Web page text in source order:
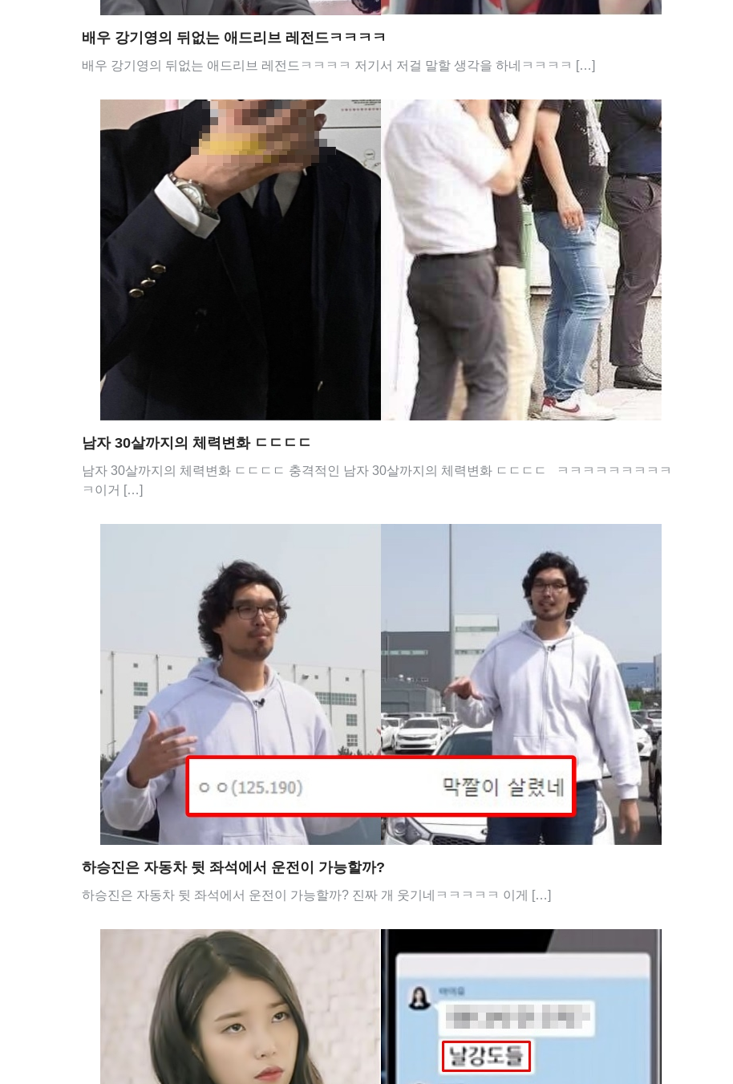
배우 강기영의 뒤없는 애드리브 레전드ㅋㅋㅋㅋ
배우 강기영의 뒤없는 애드리브 레전드ㅋㅋㅋㅋ 저기서 저걸 말할 생각을 하네ㅋㅋㅋㅋ […]
남자 30살까지의 체력변화 ㄷㄷㄷㄷ
남자 30살까지의 체력변화 ㄷㄷㄷㄷ 충격적인 남자 30살까지의 체력변화 ㄷㄷㄷㄷ ㅋㅋㅋㅋㅋㅋㅋㅋㅋ
ㅋ이거 […]
하승진은 자동차 뒷 좌석에서 운전이 가능할까?
하승진은 자동차 뒷 좌석에서 운전이 가능할까? 진짜 개 웃기네ㅋㅋㅋㅋㅋ 이게 […]